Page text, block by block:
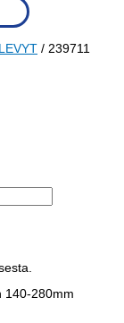
/ 239711
140-280mm